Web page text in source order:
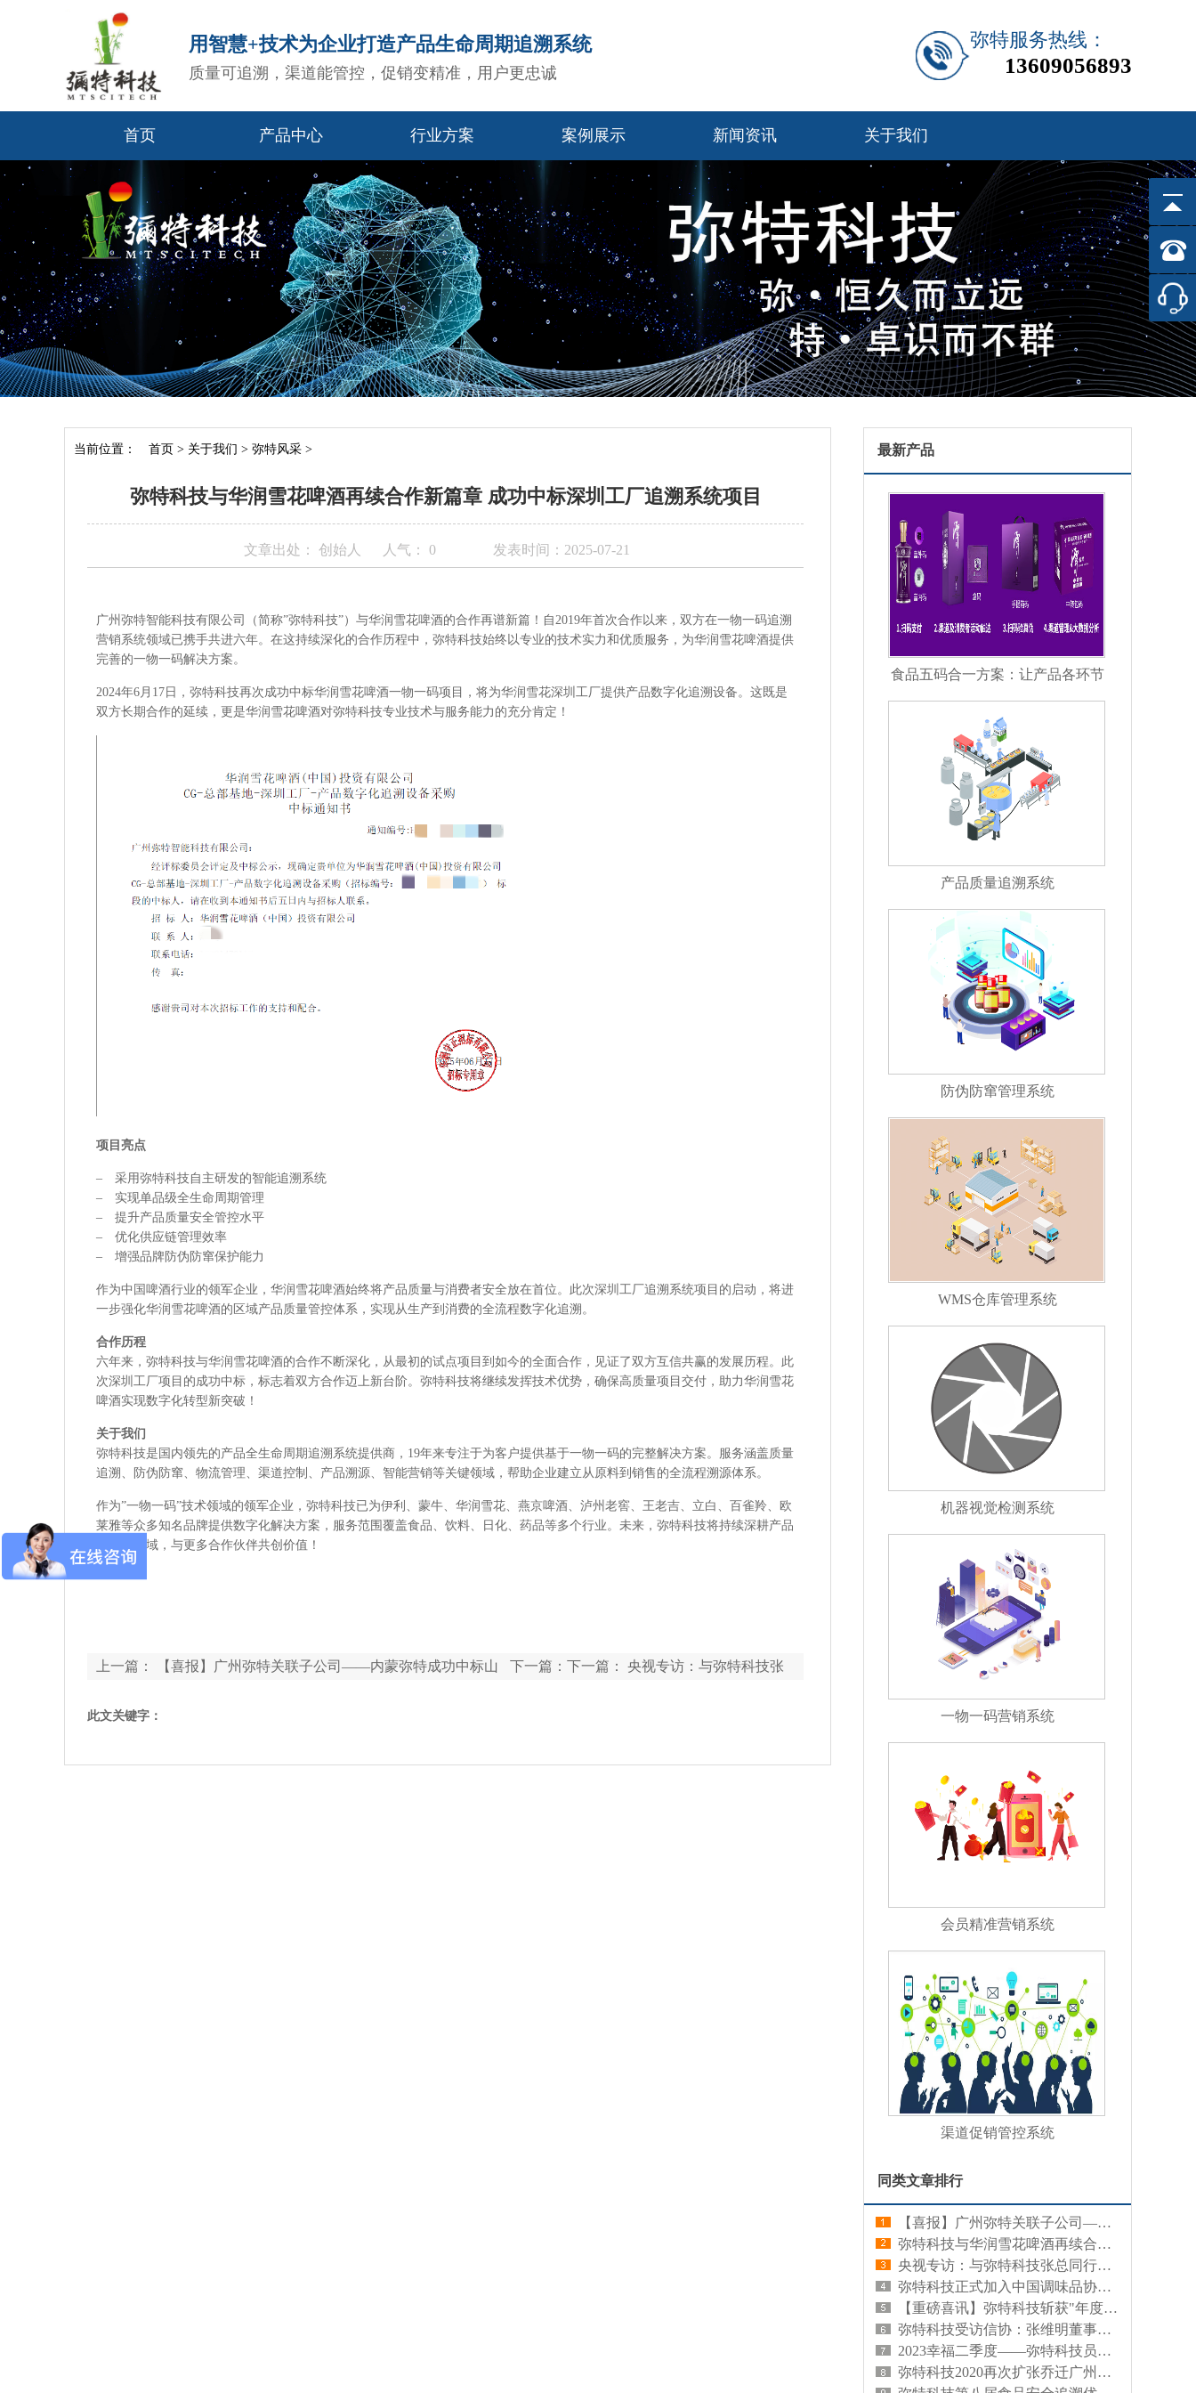
用智慧+技术为企业打造产品生命周期追溯系统
质量可追溯，渠道能管控，促销变精准，用户更忠诚
弥特服务热线：
13609056893
首页 产品中心 行业方案 案例展示 新闻资讯 关于我们
当前位置： 首页 > 关于我们 > 弥特风采 >
弥特科技与华润雪花啤酒再续合作新篇章 成功中标深圳工厂追溯系统项目
文章出处： 创始人 人气： 0 发表时间：2025-07-21
广州弥特智能科技有限公司（简称”弥特科技”）与华润雪花啤酒的合作再谱新篇！自2019年首次合作以来，双方在一物一码追溯
营销系统领域已携手共进六年。在这持续深化的合作历程中，弥特科技始终以专业的技术实力和优质服务，为华润雪花啤酒提供
完善的一物一码解决方案。
2024年6月17日，弥特科技再次成功中标华润雪花啤酒一物一码项目，将为华润雪花深圳工厂提供产品数字化追溯设备。这既是
双方长期合作的延续，更是华润雪花啤酒对弥特科技专业技术与服务能力的充分肯定！
项目亮点
– 采用弥特科技自主研发的智能追溯系统
– 实现单品级全生命周期管理
– 提升产品质量安全管控水平
– 优化供应链管理效率
– 增强品牌防伪防窜保护能力
作为中国啤酒行业的领军企业，华润雪花啤酒始终将产品质量与消费者安全放在首位。此次深圳工厂追溯系统项目的启动，将进
一步强化华润雪花啤酒的区域产品质量管控体系，实现从生产到消费的全流程数字化追溯。
合作历程
六年来，弥特科技与华润雪花啤酒的合作不断深化，从最初的试点项目到如今的全面合作，见证了双方互信共赢的发展历程。此
次深圳工厂项目的成功中标，标志着双方合作迈上新台阶。弥特科技将继续发挥技术优势，确保高质量项目交付，助力华润雪花
啤酒实现数字化转型新突破！
关于我们
弥特科技是国内领先的产品全生命周期追溯系统提供商，19年来专注于为客户提供基于一物一码的完整解决方案。服务涵盖质量
追溯、防伪防窜、物流管理、渠道控制、产品溯源、智能营销等关键领域，帮助企业建立从原料到销售的全流程溯源体系。
作为”一物一码”技术领域的领军企业，弥特科技已为伊利、蒙牛、华润雪花、燕京啤酒、泸州老窖、王老吉、立白、百雀羚、欧
莱雅等众多知名品牌提供数字化解决方案，服务范围覆盖食品、饮料、日化、药品等多个行业。未来，弥特科技将持续深耕产品
数字化领域，与更多合作伙伴共创价值！
下一篇：下一篇： 央视专访：与弥特科技张
上一篇：
【喜报】广州弥特关联子公司——内蒙弥特成功中标山
此文关键字：
最新产品
食品五码合一方案：让产品各环节
信息彼此关联
产品质量追溯系统
防伪防窜管理系统
WMS仓库管理系统
机器视觉检测系统
一物一码营销系统
会员精准营销系统
渠道促销管控系统
同类文章排行
【喜报】广州弥特关联子公司——内蒙弥特成功中标山东鲁盐食盐追溯体系升级项目
弥特科技与华润雪花啤酒再续合作新篇章 成功中标深圳工厂追溯系统项目
央视专访：与弥特科技张总同行，共绘”一物一码”数字化新蓝图
弥特科技正式加入中国调味品协会，携手调味品行业共启一物一码数字化转型新篇章！
【重磅喜讯】弥特科技斩获"年度消费品行业最佳方案实践奖"！第11届中国消费品CIO大会精彩回顾
弥特科技受访信协：张维明董事如何将一物一码数字化覆盖百强企业
2023幸福二季度——弥特科技员工生日会
弥特科技2020再次扩张乔迁广州黄埔南岗